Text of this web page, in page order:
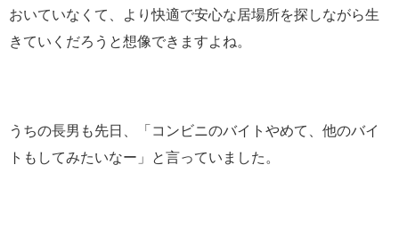
おいていなくて、より快適で安心な居場所を探しながら生
きていくだろうと想像できますよね。
うちの長男も先日、「コンビニのバイトやめて、他のバイ
トもしてみたいなー」と言っていました。